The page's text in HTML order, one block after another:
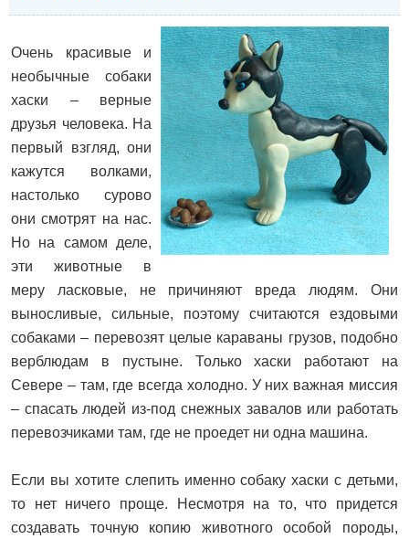
Очень красивые и
необычные собаки
хаски – верные
друзья человека. На
первый взгляд, они
кажутся волками,
настолько сурово
они смотрят на нас.
Но на самом деле,
эти животные в
меру ласковые, не причиняют вреда людям. Они
выносливые, сильные, поэтому считаются ездовыми
собаками – перевозят целые караваны грузов, подобно
верблюдам в пустыне. Только хаски работают на
Севере – там, где всегда холодно. У них важная миссия
– спасать людей из-под снежных завалов или работать
перевозчиками там, где не проедет ни одна машина.
Если вы хотите слепить именно собаку хаски с детьми,
то нет ничего проще. Несмотря на то, что придется
создавать точную копию животного особой породы,